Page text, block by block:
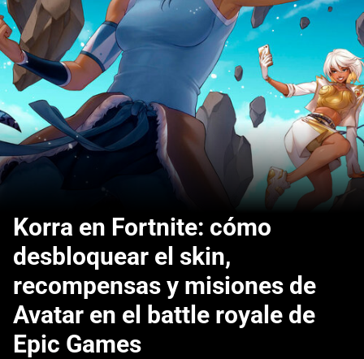
Korra en Fortnite: cómo
desbloquear el skin,
recompensas y misiones de
Avatar en el battle royale de
Epic Games